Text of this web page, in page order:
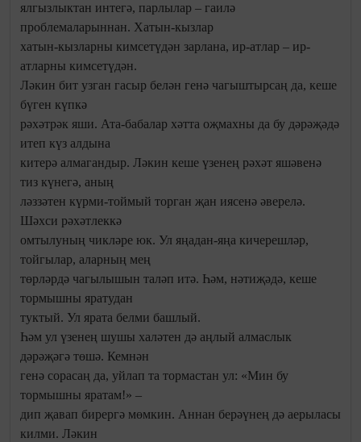
ялгызлыктан интегә, парлылар – гаилә
проблемаларыннан. Хатын-кызлар
хатын-кызларны кимсетүдән зарлана, ир-атлар – ир-
атларны кимсетүдән.
Ләкин бит узган гасыр белән генә чагыштырсаң да, кеше
бүген күпкә
рәхәтрәк яши. Ата-бабалар хәтта оҗмахны да бу дәрәҗәдә
итеп күз алдына
китерә алмагандыр. Ләкин кеше үзенең рәхәт яшәвенә
тиз күнегә, аның
ләззәтен күрми-тоймый торган җан иясенә әверелә.
Шәхси рәхәтлеккә
омтылуның чикләре юк. Ул яңадан-яңа кичерешләр,
тойгылар, аларның мең
төрләрдә чагылышын таләп итә. Һәм, нәтиҗәдә, кеше
тормышны яратудан
туктый. Ул ярата белми башлый.
Һәм ул үзенең шушы халәтен дә аңлый алмаслык
дәрәҗәгә төшә. Кемнән
генә сорасаң да, уйлап та тормастан ул: «Мин бу
тормышны яратам!» –
дип җавап бирергә мөмкин. Аннан берәүнең дә аерыласы
килми. Ләкин